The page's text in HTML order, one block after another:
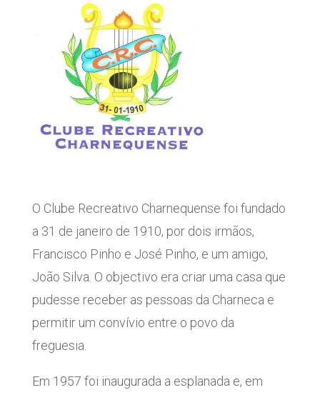
O Clube Recreativo Charnequense foi fundado
a 31 de janeiro de 1910, por dois irmãos,
Francisco Pinho e José Pinho, e um amigo,
João Silva. O objectivo era criar uma casa que
pudesse receber as pessoas da Charneca e
permitir um convívio entre o povo da
freguesia.
Em 1957 foi inaugurada a esplanada e, em